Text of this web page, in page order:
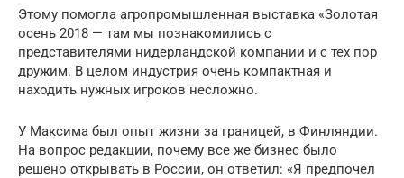
Этому помогла агропромышленная выставка «Золотая
осень 2018 — там мы познакомились с
представителями нидерландской компании и с тех пор
дружим. В целом индустрия очень компактная и
находить нужных игроков несложно.
У Максима был опыт жизни за границей, в Финляндии.
На вопрос редакции, почему все же бизнес было
решено открывать в России, он ответил: «Я предпочел